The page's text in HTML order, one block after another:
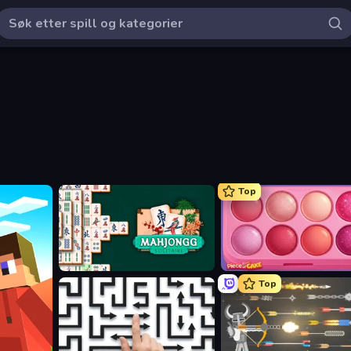
Mahjongg Solitaire
Top
Piece of Cake: Merge and
Top